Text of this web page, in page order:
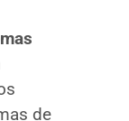
de